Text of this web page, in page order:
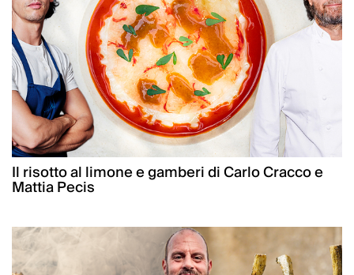
Il risotto al limone e gamberi di Carlo Cracco e
Mattia Pecis